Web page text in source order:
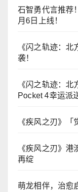
石智勇代言推荐
月6日上线！
《闪之轨迹：
袭！
《闪之轨迹：
Pocket 4幸运派
《疾风之刃》「
《疾风之刃》
再绽
萌龙相伴，治愈